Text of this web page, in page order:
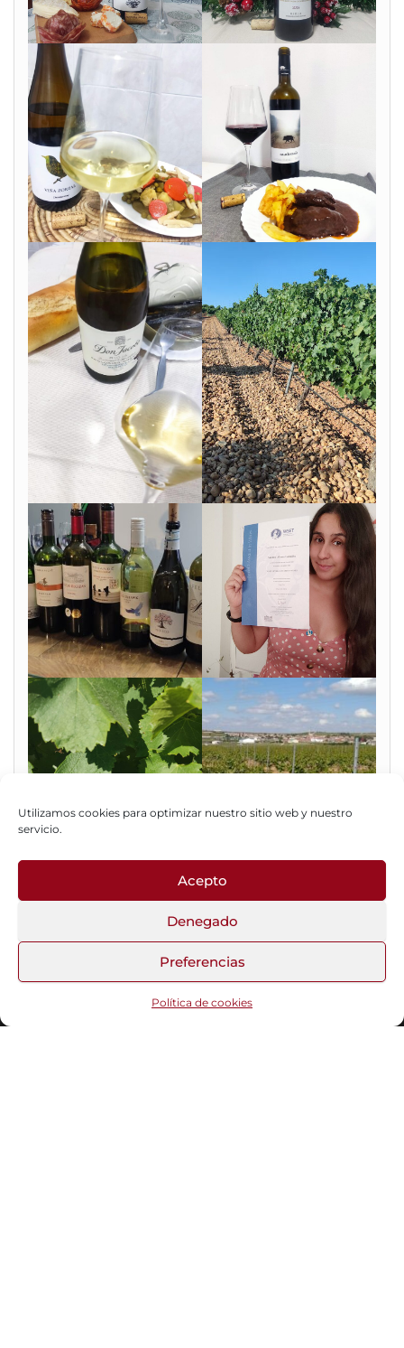
Utilizamos cookies para optimizar nuestro sitio web y nuestro
servicio.
Acepto
Denegado
Preferencias
Política de cookies
Fotos del Blog
Funciona gracias aWordPress |Tema:Head Blog